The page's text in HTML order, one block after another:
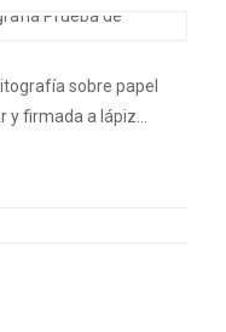
sobre papel
y firmada a lápiz…